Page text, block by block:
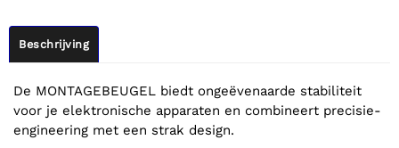
Beschrijving
De MONTAGEBEUGEL biedt ongeëvenaarde stabiliteit
voor je elektronische apparaten en combineert precisie-
engineering met een strak design.